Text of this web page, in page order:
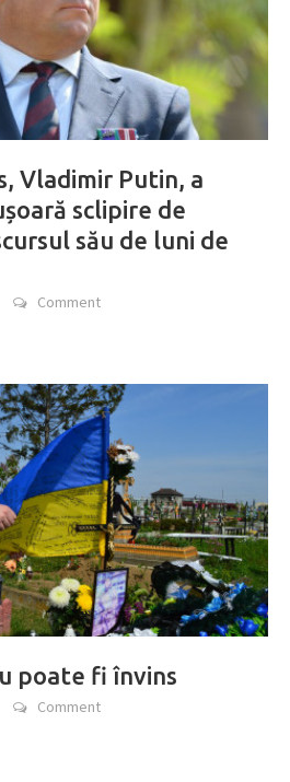
Vladimir Putin, a
sclipire de
său de luni de
Comment
poate fi învins
Comment